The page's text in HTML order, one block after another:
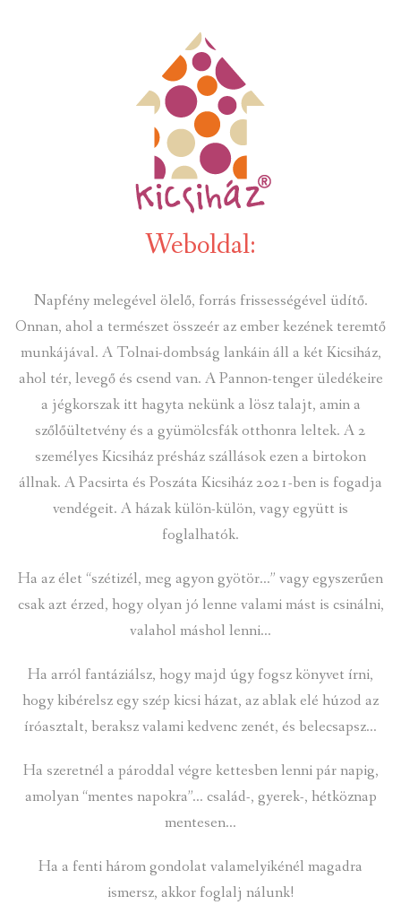
LETÖLTHETŐ NYOMTATVÁNYOK
TELEPÜLÉSIKÉPVISELŐI VAGYONNYILATKOZATOK – 2026.
ROMA NEMZETISÉGI ÖNKORMÁNYZATI KÉPVISELŐK
VAGYONNYILATKOZATA – 2026. ÉV
Weboldal:
Napfény melegével ölelő, forrás frissességével üdítő.
Onnan, ahol a természet összeér az ember kezének teremtő
munkájával. A Tolnai-dombság lankáin áll a két Kicsiház,
ahol tér, levegő és csend van. A Pannon-tenger üledékeire
a jégkorszak itt hagyta nekünk a lösz talajt, amin a
szőlőültetvény és a gyümölcsfák otthonra leltek. A 2
személyes Kicsiház présház szállások ezen a birtokon
állnak. A Pacsirta és Poszáta Kicsiház 2021-ben is fogadja
vendégeit. A házak külön-külön, vagy együtt is
foglalhatók.
Ha az élet “szétizél, meg agyon gyötör…” vagy egyszerűen
csak azt érzed, hogy olyan jó lenne valami mást is csinálni,
valahol máshol lenni…
Ha arról fantáziálsz, hogy majd úgy fogsz könyvet írni,
hogy kibérelsz egy szép kicsi házat, az ablak elé húzod az
íróasztalt, beraksz valami kedvenc zenét, és belecsapsz…
Ha szeretnél a pároddal végre kettesben lenni pár napig,
amolyan “mentes napokra”… család-, gyerek-, hétköznap
mentesen…
Ha a fenti három gondolat valamelyikénél magadra
ismersz, akkor foglalj nálunk!